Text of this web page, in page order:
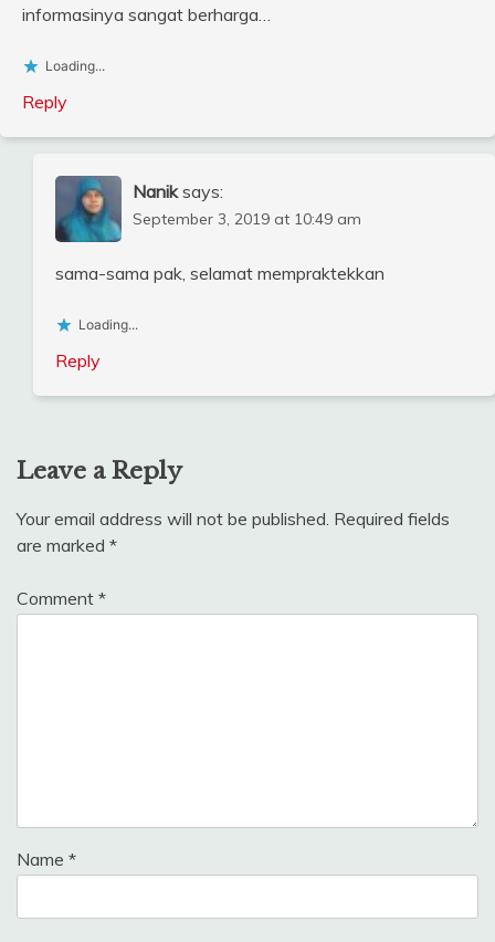
informasinya sangat berharga…
Loading...
Reply
Nanik says:
September 3, 2019 at 10:49 am
sama-sama pak, selamat mempraktekkan
Loading...
Reply
Leave a Reply
Your email address will not be published. Required fields
are marked *
Comment *
Name *